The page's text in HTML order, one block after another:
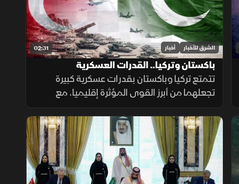
02:31 الشرق للأخبار أخبار
باكستان وتركيا.. القدرات العسكرية
تتمتع تركيا وباكستان بقدرات عسكرية كبيرة
تجعلهما من أبرز القوى المؤثرة إقليميا، مع
استثمارات متواصلة في تحديث القوات
المسلحة وتطوير القدرات الجوية والبحرية
ومنظومات الردع.